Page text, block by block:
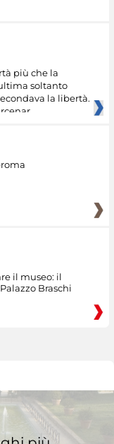
più che la
soltanto
la libertà.
il museo: il
Braschi